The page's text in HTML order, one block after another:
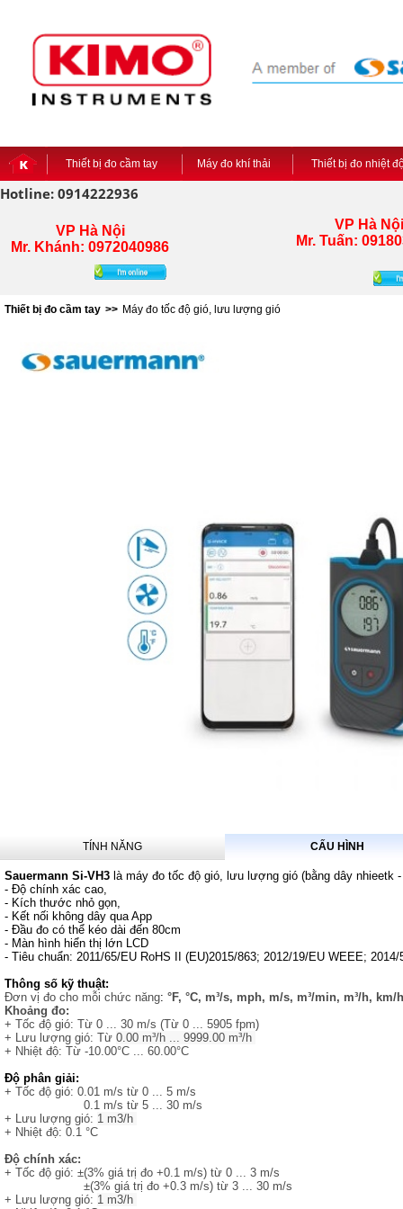
Thiết bị đo cầm tay Máy đo khí thải Thiết bị đo nhiệt
Hotline: 0914222936
VP Hà Nội
Mr. Khánh: 0972040986
VP Hà Nội
Mr. Tuấn:
Thiết bị đo cầm tay >> Máy đo tốc độ gió, lưu lượng gió
TÍNH NĂNG CẤU HÌNH
Sauermann Si-VH3 là máy đo tốc độ gió, lưu lượng gió (bằng dây
- Độ chính xác cao,
- Kích thước nhỏ gọn,
- Kết nối không dây qua App
- Đầu đo có thể kéo dài đến 80cm
- Màn hình hiển thị lớn LCD
- Tiêu chuẩn: 2011/65/EU RoHS II (EU)2015/863; 2012/19/EU WEEE; 2014/
Thông số kỹ thuật:
Đơn vị đo cho mỗi chức năng: °F, °C, m³/s, mph, m/s, m³/min, m³/h,
Khoảng đo:
+ Tốc độ gió: Từ 0 ... 30 m/s (Từ 0 ... 5905 fpm)
+ Lưu lượng gió: Từ 0.00 m³/h ... 9999.00 m³/h
+ Nhiệt độ: Từ -10.00°C ... 60.00°C
Độ phân giải:
+ Tốc độ gió: 0.01 m/s từ 0 ... 5 m/s
0.1 m/s từ 5 ... 30 m/s
+ Lưu lượng gió: 1 m3/h
+ Nhiệt độ: 0.1 °C
Độ chính xác:
+ Tốc độ gió: ±(3% giá trị đo +0.1 m/s) từ 0 ... 3 m/s
±(3% giá trị đo +0.3 m/s) từ 3 ... 30 m/s
+ Lưu lượng gió: 1 m3/h